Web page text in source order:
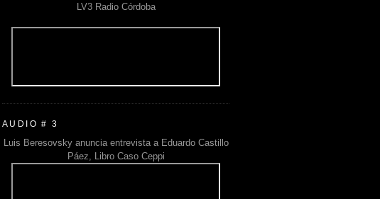
LV3 Radio Córdoba
AUDIO # 3
Luis Beresovsky anuncia entrevista a Eduardo Castillo
Páez, Libro Caso Ceppi